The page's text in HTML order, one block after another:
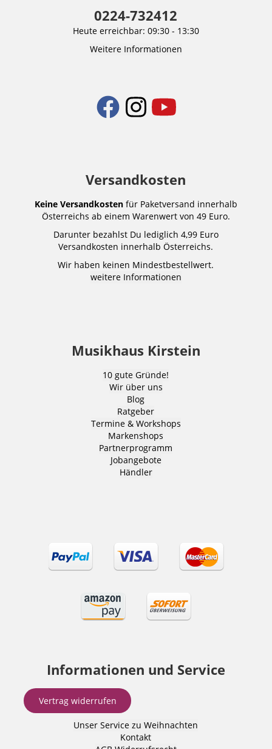
0224-732412
Heute erreichbar: 09:30 - 13:30
Weitere Informationen
Versandkosten
Keine Versandkostenfür Paketversand innerhalb
Österreichs ab einem Warenwert von 49 Euro.
Darunter bezahlst Du lediglich 4,99 Euro
Versandkosten innerhalb Österreichs.
Wir haben keinen Mindestbestellwert.
weitere Informationen
Musikhaus Kirstein
10 gute Gründe!
Wir über uns
Blog
Ratgeber
Termine & Workshops
Markenshops
Partnerprogramm
Jobangebote
Händler
Informationen und Service
Vertrag widerrufen
Unser Service zu Weihnachten
Kontakt